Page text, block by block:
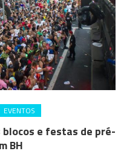
EVENTOS
e festas de pré-
BH